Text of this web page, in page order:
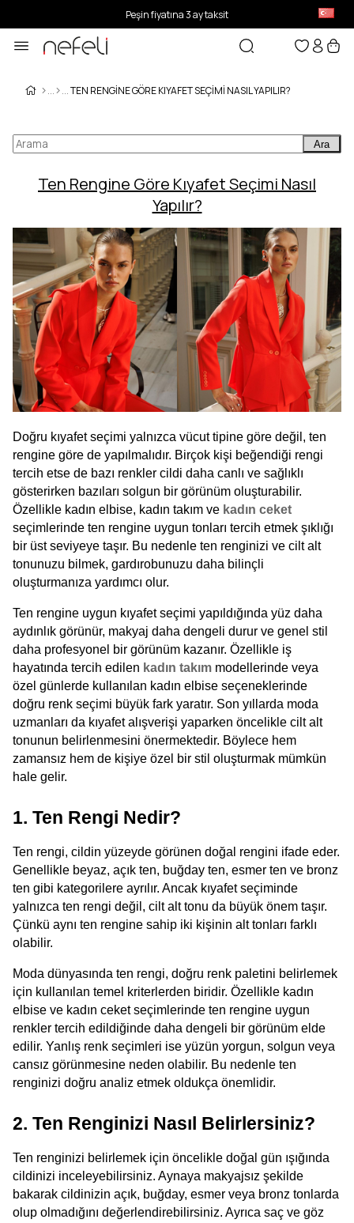
Peşin fiyatına 3 ay taksit
TEN RENGINE GÖRE KIYAFET SEÇIMI NASIL YAPILIR?
Ara
Ten Rengine Göre Kıyafet Seçimi Nasıl
Yapılır?
Doğru kıyafet seçimi yalnızca vücut tipine göre değil, ten
rengine göre de yapılmalıdır. Birçok kişi beğendiği rengi
tercih etse de bazı renkler cildi daha canlı ve sağlıklı
gösterirken bazıları solgun bir görünüm oluşturabilir.
Özellikle kadın elbise, kadın takım ve kadın ceket
seçimlerinde ten rengine uygun tonları tercih etmek şıklığı
bir üst seviyeye taşır. Bu nedenle ten renginizi ve cilt alt
tonunuzu bilmek, gardırobunuzu daha bilinçli
oluşturmanıza yardımcı olur.
Ten rengine uygun kıyafet seçimi yapıldığında yüz daha
aydınlık görünür, makyaj daha dengeli durur ve genel stil
daha profesyonel bir görünüm kazanır. Özellikle iş
hayatında tercih edilen kadın takım modellerinde veya
özel günlerde kullanılan kadın elbise seçeneklerinde
doğru renk seçimi büyük fark yaratır. Son yıllarda moda
uzmanları da kıyafet alışverişi yaparken öncelikle cilt alt
tonunun belirlenmesini önermektedir. Böylece hem
zamansız hem de kişiye özel bir stil oluşturmak mümkün
hale gelir.
1. Ten Rengi Nedir?
Ten rengi, cildin yüzeyde görünen doğal rengini ifade eder.
Genellikle beyaz, açık ten, buğday ten, esmer ten ve bronz
ten gibi kategorilere ayrılır. Ancak kıyafet seçiminde
yalnızca ten rengi değil, cilt alt tonu da büyük önem taşır.
Çünkü aynı ten rengine sahip iki kişinin alt tonları farklı
olabilir.
Moda dünyasında ten rengi, doğru renk paletini belirlemek
için kullanılan temel kriterlerden biridir. Özellikle kadın
elbise ve kadın ceket seçimlerinde ten rengine uygun
renkler tercih edildiğinde daha dengeli bir görünüm elde
edilir. Yanlış renk seçimleri ise yüzün yorgun, solgun veya
cansız görünmesine neden olabilir. Bu nedenle ten
renginizi doğru analiz etmek oldukça önemlidir.
2. Ten Renginizi Nasıl Belirlersiniz?
Ten renginizi belirlemek için öncelikle doğal gün ışığında
cildinizi inceleyebilirsiniz. Aynaya makyajsız şekilde
bakarak cildinizin açık, buğday, esmer veya bronz tonlarda
olup olmadığını değerlendirebilirsiniz. Ayrıca saç ve göz